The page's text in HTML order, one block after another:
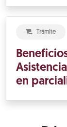
Trámite
en